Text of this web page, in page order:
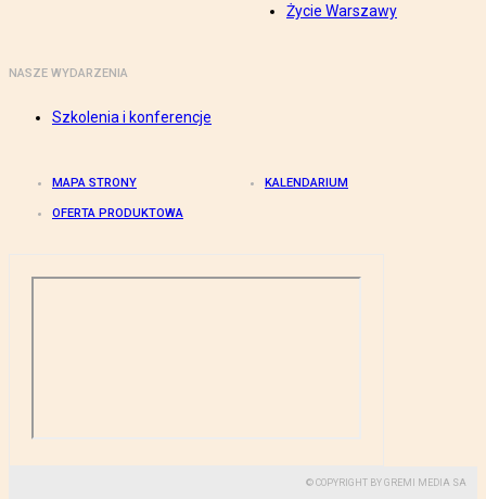
Życie Warszawy
NASZE WYDARZENIA
Szkolenia i konferencje
MAPA STRONY KALENDARIUM
OFERTA PRODUKTOWA
© COPYRIGHT BY GREMI MEDIA SA